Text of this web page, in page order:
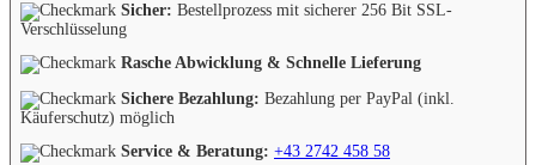
Sicher: Bestellprozess mit sicherer 256 Bit SSL-
Verschlüsselung
Rasche Abwicklung & Schnelle Lieferung
Sichere Bezahlung: Bezahlung per PayPal (inkl.
Käuferschutz) möglich
Service & Beratung: +43 2742 458 58